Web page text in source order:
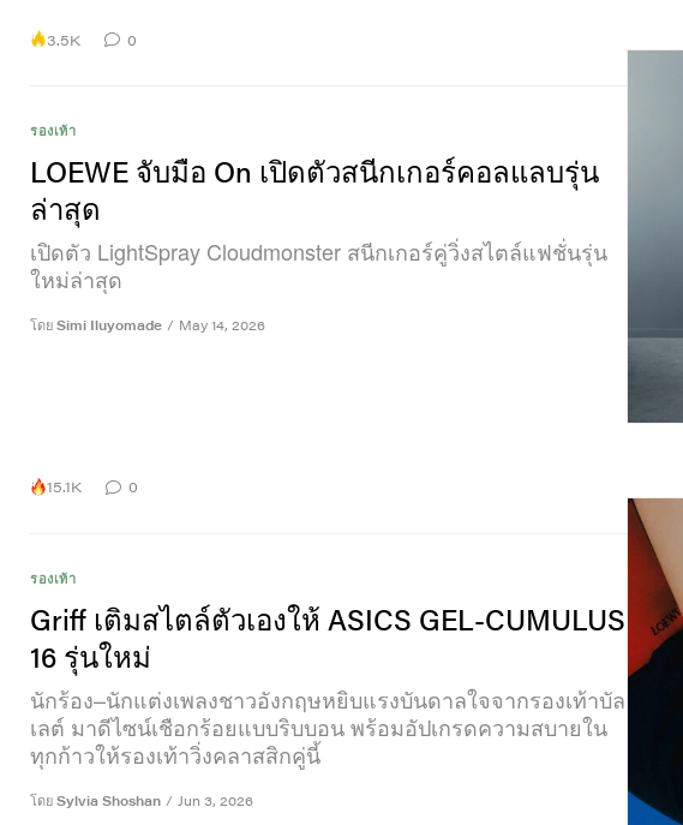
3.5K 0
รองเท้า
LOEWE จับมือ On เปิดตัวสนีกเกอร์คอลแลบรุ่น
ล่าสุด
เปิดตัว LightSpray Cloudmonster สนีกเกอร์คู่วิ่งสไตล์แฟชั่นรุ่น
ใหม่ล่าสุด
โดย Simi Iluyomade / May 14, 2026
15.1K 0
รองเท้า
Griff เติมสไตล์ตัวเองให้ ASICS GEL-CUMULUS
16 รุ่นใหม่
นักร้อง–นักแต่งเพลงชาวอังกฤษหยิบแรงบันดาลใจจากรองเท้าบัล
เลต์ มาดีไซน์เชือกร้อยแบบริบบอน พร้อมอัปเกรดความสบายใน
ทุกก้าวให้รองเท้าวิ่งคลาสสิกคู่นี้
โดย Sylvia Shoshan / Jun 3, 2026